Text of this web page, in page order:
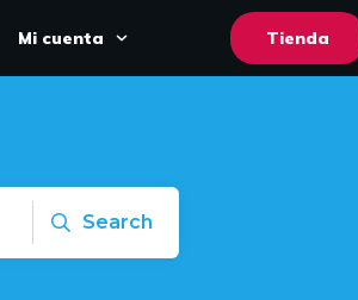
Mi cuenta Tienda
Search